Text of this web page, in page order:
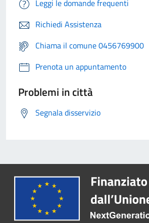
Leggi le domande frequenti
Richiedi Assistenza
Chiama il comune 0456769900
Prenota un appuntamento
Problemi in città
Segnala disservizio